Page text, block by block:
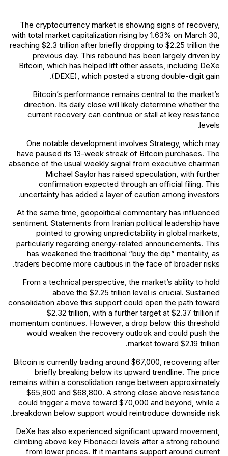
The cryptocurrency market is showing signs of recovery,
with total market capitalization rising by 1.63% on March 30,
reaching $2.3 trillion after briefly dropping to $2.25 trillion the
previous day. This rebound has been largely driven by
Bitcoin, which has helped lift other assets, including DeXe
(DEXE), which posted a strong double-digit gain.
Bitcoin’s performance remains central to the market’s
direction. Its daily close will likely determine whether the
current recovery can continue or stall at key resistance
levels.
One notable development involves Strategy, which may
have paused its 13-week streak of Bitcoin purchases. The
absence of the usual weekly signal from executive chairman
Michael Saylor has raised speculation, with further
confirmation expected through an official filing. This
uncertainty has added a layer of caution among investors.
At the same time, geopolitical commentary has influenced
sentiment. Statements from Iranian political leadership have
pointed to growing unpredictability in global markets,
particularly regarding energy-related announcements. This
has weakened the traditional “buy the dip” mentality, as
traders become more cautious in the face of broader risks.
From a technical perspective, the market’s ability to hold
above the $2.25 trillion level is crucial. Sustained
consolidation above this support could open the path toward
$2.32 trillion, with a further target at $2.37 trillion if
momentum continues. However, a drop below this threshold
would weaken the recovery outlook and could push the
market toward $2.19 trillion.
Bitcoin is currently trading around $67,000, recovering after
briefly breaking below its upward trendline. The price
remains within a consolidation range between approximately
$65,800 and $68,800. A strong close above resistance
could trigger a move toward $70,000 and beyond, while a
breakdown below support would reintroduce downside risk.
DeXe has also experienced significant upward movement,
climbing above key Fibonacci levels after a strong rebound
from lower prices. If it maintains support around current